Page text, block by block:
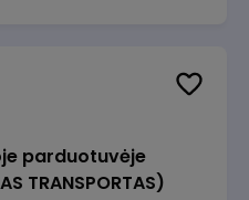
parduotuvėje
TRANSPORTAS)